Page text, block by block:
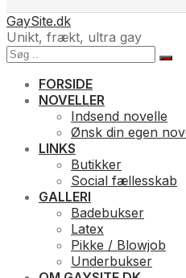
GaySite.dk
Unikt, frækt, ultra gay
FORSIDE
NOVELLER
Indsend novelle
Ønsk din egen
LINKS
Butikker
Social fællesskab
GALLERI
Badebukser
Latex
Pikke / Blowjob
Underbukser